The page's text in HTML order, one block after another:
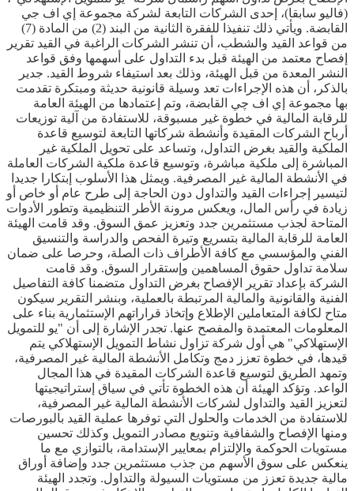
(فاليو سابقا)، إحدى الشركات التابعة لشركة مجموعة إي اف جي
القابضة. ويأتي ذلك تنفيذا للفقرة الثانية من البند (2) من المادة (7)
من قواعد القيد والشطب، أن تنشر الشركات الراغبة في القيد تقرير
إفصاح معتمد من الهيئة قبل بدء التداول على أسهمها وفق قواعد
النشر المعدة من قبل الهيئة، وذلك بعد استيفاء شروط القيد. جدير
بالذكر، أن هذه الإجراءات تعد وسيلة قانونية حديثة ومبتكرة تقدمت
بها مجموعة إي اف چي القابضة، وتم إعتمادها من الهيئة العامة
للرقابة المالية في خطوة غير مسبوقة، للاستفادة من آلية توزيعات
أرباح الشركات المقيدة وأنشطة شركاتها التابعة لتوسيع قاعدة
الملكية والقيد بغرض التداول، وتساعد على تحويل الملكية غير
المباشرة إلى ملكية مباشرة، وتوسيع قاعدة ملكية الشركات العاملة
في الأنشطة المالية غير المصرفية. ويمثل هذا الأسلوب إبتكارا جديدا
لتيسير إجراءات القيد والتداول دون الحاجة إلى طرح عام أو خاص أو
زيادة في رأس المال، ويعكس مرونة الأطر التنظيمية وتطور الأدوات
المتاحة لجذب مستثمرين جدد وتعزيز عمق السوق. وقد قامت الهيئة
العامة للرقابة المالية بتسريع وتيرة الفحص والدراسة والتنسيق
الفني والمؤسسي مع كافة الأطراف ذات الصلة، وحرصا على ضمان
سلامة تداول حقوق المساهمين وإستقرار السوق. وقد قامت
الشركة بإعداد تقرير الإفصاح بغرض التداول متضمنا كافة التفاصيل
الفنية والقانونية والمالية المرتبطة بالعملية، وبنشر التقرير سيكون
متاح لكافة المتعاملين الإطلاع وإتخاذ قراراتهم الإستثمارية بناء على
المعلومات المعتمدة والمفصح عنها. تجدر الإشارة إلى أن "يو للتمويل
الإستهلاكي" هي أول شركة تزاول نشاط التمويل الإستهلاكي يتم
قيدها، في خطوة تعزز دمج وتكامل الأنشطة المالية غير المصرفية،
وتمهد الطريق لتوسيع قاعدة الشركات المقيدة في هذا المجال
الواعد. وتؤكد الهيئة أن هذه الخطوة تأتي في سياق إستراتيجيتها
لتعزيز القيد والتداول لشركات الأنشطة المالية غير المصرفية،
للاستفادة من الخدمات والحلول التي توفرها عملية القيد بالبورصات
ومنها الإفصاح والشفافية وتنويع مصادر التمويل وكذلك تحسين
مستويات الحوكمة والإلتزام بمعايير الإستدامة، بالتوازي مع ما
ينعكس على سوق الأسهم من جذب مستثمرين جدد وإضافة أوراق
مالية جديدة تعزز من مستويات السيولة والتداول. وتجدد الهيئة